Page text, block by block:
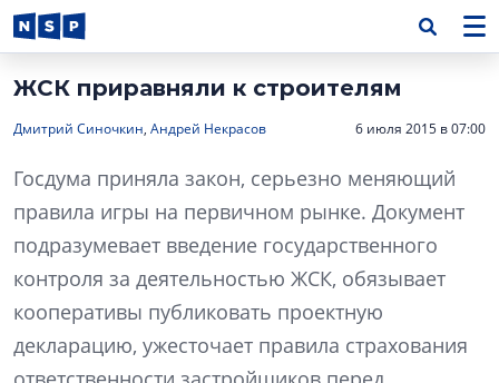
ЖСК приравняли к строителям
Дмитрий Синочкин, Андрей Некрасов 6 июля 2015 в 07:00
Госдума приняла закон, серьезно меняющий
правила игры на первичном рынке. Документ
подразумевает введение государственного
контроля за деятельностью ЖСК, обязывает
кооперативы публиковать проектную
декларацию, ужесточает правила страхования